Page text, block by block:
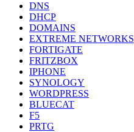
DNS
DHCP
DOMAINS
EXTREME NETWORKS
FORTIGATE
FRITZBOX
IPHONE
SYNOLOGY
WORDPRESS
BLUECAT
F5
PRTG